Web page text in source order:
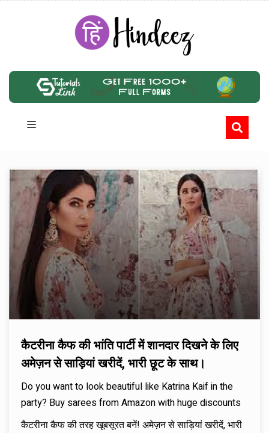
कैटरीना कैफ की भांति पार्टी में शानदार दिखने के लिए
अमेज़न से साड़ियां खरीदें, भारी छूट के साथ।
Do you want to look beautiful like Katrina Kaif in the
party? Buy sarees from Amazon with huge discounts
कैटरीना कैफ की तरह खूबसूरत बनें! अमेज़न से साड़ियां खरीदें, भारी